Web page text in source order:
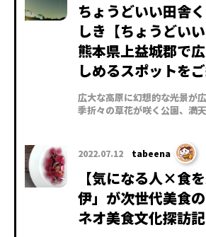
ちょうどいい田舎
しき【ちょうどい
熊本県上益城郡で
しめるスポットを
広大な高原に幻想的な光景が
季折々の草花が咲く公園、満
2022.07.12 tabeena
【気になる人×食
伊」が次世代美食
ネオ美食文化探訪